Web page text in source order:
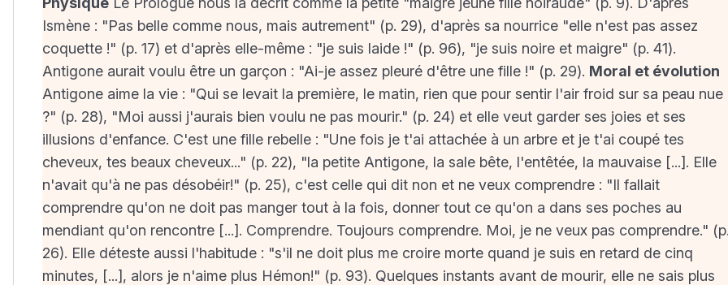
Ismène : "Pas belle comme nous, mais autrement" (p. 29), d'après sa nourrice "elle n'est pas assez
coquette !" (p. 17) et d'après elle-même : "je suis laide !" (p. 96), "je suis noire et maigre" (p. 41).
Antigone aurait voulu être un garçon : "Ai-je assez pleuré d'être une fille !" (p. 29). Moral et évolution
Antigone aime la vie : "Qui se levait la première, le matin, rien que pour sentir l'air froid sur sa peau nue
?" (p. 28), "Moi aussi j'aurais bien voulu ne pas mourir." (p. 24) et elle veut garder ses joies et ses
illusions d'enfance. C'est une fille rebelle : "Une fois je t'ai attachée à un arbre et je t'ai coupé tes
cheveux, tes beaux cheveux..." (p. 22), "la petite Antigone, la sale bête, l'entêtée, la mauvaise [...]. Elle
n'avait qu'à ne pas désobéir!" (p. 25), c'est celle qui dit non et ne veux comprendre : "Il fallait
comprendre qu'on ne doit pas manger tout à la fois, donner tout ce qu'on a dans ses poches au
mendiant qu'on rencontre [...]. Comprendre. Toujours comprendre. Moi, je ne veux pas comprendre."
26). Elle déteste aussi l'habitude : "s'il ne doit plus me croire morte quand je suis en retard de cinq
minutes, [...], alors je n'aime plus Hémon!" (p. 93). Quelques instants avant de mourir, elle ne sais plus